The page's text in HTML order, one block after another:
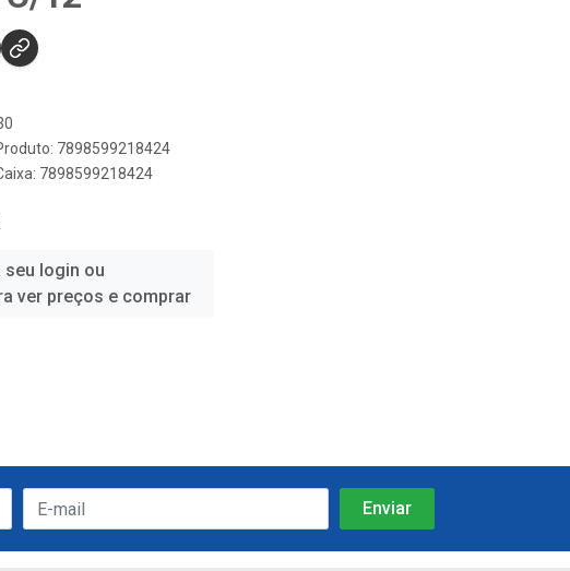
7898599218424
7898599218424
seu login ou
ver preços e comprar